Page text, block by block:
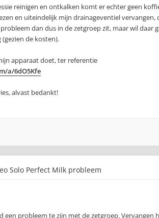
reinigen en ontkalken komt er echter geen
en uiteindelijk mijn drainageventiel
dan dus in de zetgroep zit, maar wil daar
de kosten).
apparaat doet, ter referentie
a/6dO5Kfe
alvast bedankt!
Solo Perfect Milk probleem
een probleem te zijn met de zetgroep. Vervangen